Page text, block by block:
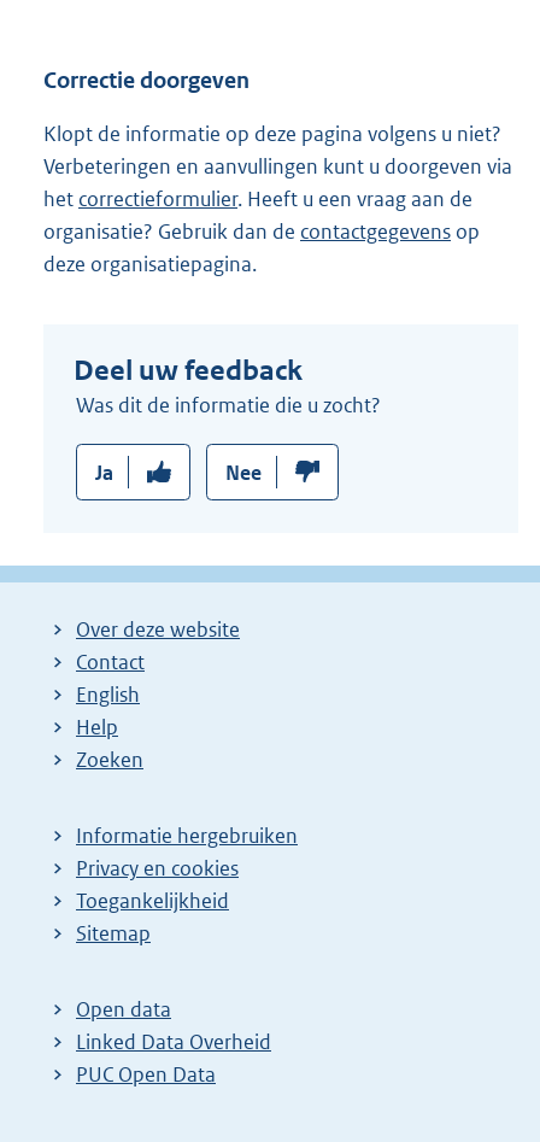
i
n
k
:
Correctie doorgeven
Klopt de informatie op deze pagina volgens u niet?
Verbeteringen en aanvullingen kunt u doorgeven via
het correctieformulier. Heeft u een vraag aan de
organisatie? Gebruik dan de contactgegevens op
deze organisatiepagina.
Deel uw feedback
Was dit de informatie die u zocht?
Ja Nee
Over deze website
Contact
English
Help
Zoeken
Informatie hergebruiken
Privacy en cookies
Toegankelijkheid
Sitemap
Open data
Linked Data Overheid
PUC Open Data